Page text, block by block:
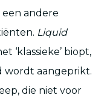
andere
Liquid
‘klassieke’ biopt,
wordt aangeprikt.
die niet voor